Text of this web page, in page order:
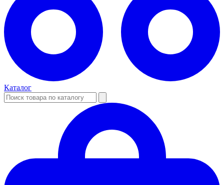
Каталог